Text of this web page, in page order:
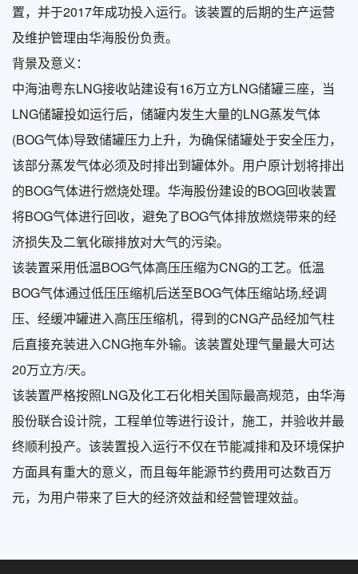
置，并于2017年成功投入运行。该装置的后期的生产运营
及维护管理由华海股份负责。
背景及意义：
中海油粤东LNG接收站建设有16万立方LNG储罐三座，当
LNG储罐投如运行后，储罐内发生大量的LNG蒸发气体
(BOG气体)导致储罐压力上升，为确保储罐处于安全压力，
该部分蒸发气体必须及时排出到罐体外。用户原计划将排出
的BOG气体进行燃烧处理。华海股份建设的BOG回收装置
将BOG气体进行回收，避免了BOG气体排放燃烧带来的经
济损失及二氧化碳排放对大气的污染。
该装置采用低温BOG气体高压压缩为CNG的工艺。低温
BOG气体通过低压压缩机后送至BOG气体压缩站场,经调
压、经缓冲罐进入高压压缩机，得到的CNG产品经加气柱
后直接充装进入CNG拖车外输。该装置处理气量最大可达
20万立方/天。
该装置严格按照LNG及化工石化相关国际最高规范，由华海
股份联合设计院，工程单位等进行设计，施工，并验收并最
终顺利投产。该装置投入运行不仅在节能减排和及环境保护
方面具有重大的意义，而且每年能源节约费用可达数百万
元，为用户带来了巨大的经济效益和经营管理效益。